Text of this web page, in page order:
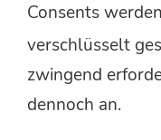
Consents
verschlüsselt
zwingend
dennoch an.